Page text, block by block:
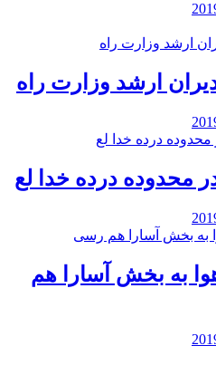
ارشد وزارت راه
محدوده درده خدا لع
به بخش آسارا هم